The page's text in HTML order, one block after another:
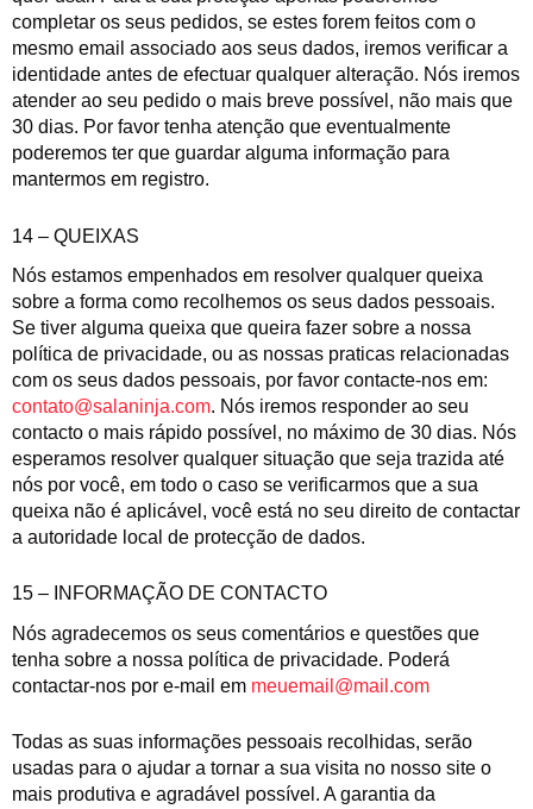
completar os seus pedidos, se estes forem feitos com o
mesmo email associado aos seus dados, iremos verificar a
identidade antes de efectuar qualquer alteração. Nós iremos
atender ao seu pedido o mais breve possível, não mais que
30 dias. Por favor tenha atenção que eventualmente
poderemos ter que guardar alguma informação para
mantermos em registro.
14 – QUEIXAS
Nós estamos empenhados em resolver qualquer queixa
sobre a forma como recolhemos os seus dados pessoais.
Se tiver alguma queixa que queira fazer sobre a nossa
política de privacidade, ou as nossas praticas relacionadas
com os seus dados pessoais, por favor contacte-nos em:
contato@salaninja.com. Nós iremos responder ao seu
contacto o mais rápido possível, no máximo de 30 dias. Nós
esperamos resolver qualquer situação que seja trazida até
nós por você, em todo o caso se verificarmos que a sua
queixa não é aplicável, você está no seu direito de contactar
a autoridade local de protecção de dados.
15 – INFORMAÇÃO DE CONTACTO
Nós agradecemos os seus comentários e questões que
tenha sobre a nossa política de privacidade. Poderá
contactar-nos por e-mail em meuemail@mail.com
Todas as suas informações pessoais recolhidas, serão
usadas para o ajudar a tornar a sua visita no nosso site o
mais produtiva e agradável possível. A garantia da